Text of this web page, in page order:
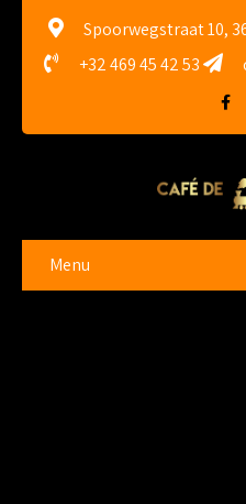
Spoorwegstraat 10,
+32 469 45 42 53
Menu